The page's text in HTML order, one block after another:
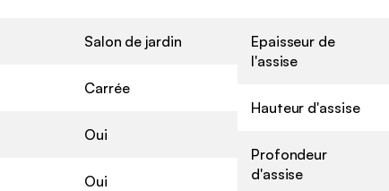
Salon de jardin
Carrée
Oui
Oui
Epaisseur de
l'assise
Hauteur d'assise
Profondeur
d'assise